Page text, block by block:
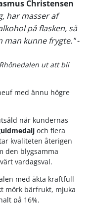
Christensen
har masser af
på flasken, så
man kunne frygte."-
ut att bli
med ännu högre
när kundernas
och flera
kvaliteten återigen
den blygsamma
vardagsval.
med äkta kraftfull
mörk bärfrukt, mjuka
på 16%.